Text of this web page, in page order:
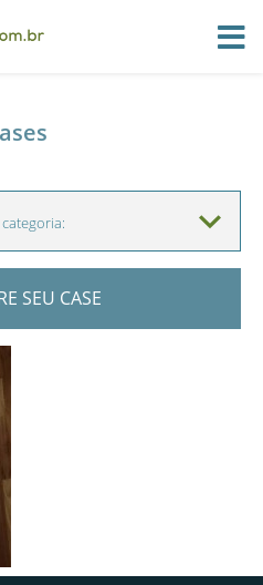
de festa
consultórios
Lojas
SEU CASE